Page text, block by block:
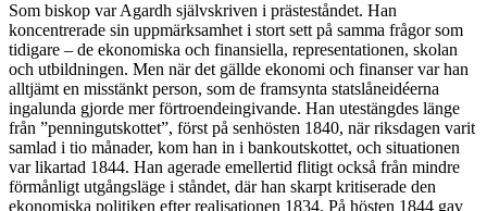
Som biskop var Agardh självskriven i prästeståndet. Han
koncentrerade sin uppmärksamhet i stort sett på samma frågor som
tidigare – de ekonomiska och finansiella, representationen, skolan
och utbildningen. Men när det gällde ekonomi och finanser var han
alltjämt en misstänkt person, som de framsynta statslåneidéerna
ingalunda gjorde mer förtroendeingivande. Han utestängdes länge
från ”penningutskottet”, först på senhösten 1840, när riksdagen varit
samlad i tio månader, kom han in i bankoutskottet, och situationen
var likartad 1844. Han agerade emellertid flitigt också från mindre
förmånligt utgångsläge i ståndet, där han skarpt kritiserade den
ekonomiska politiken efter realisationen 1834. På hösten 1844 gav